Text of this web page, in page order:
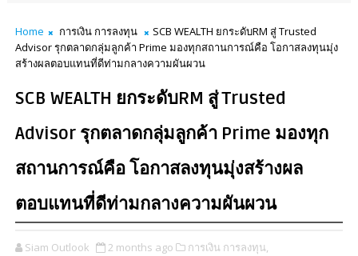
Home การเงิน การลงทุน
SCB WEALTH ยกระดับRM สู่ Trusted
Advisor รุกตลาดกลุ่มลูกค้า Prime มองทุกสถานการณ์คือ โอกาสลงทุนมุ่ง
สร้างผลตอบแทนที่ดีท่ามกลางความผันผวน
SCB WEALTH ยกระดับRM สู่ Trusted
Advisor รุกตลาดกลุ่มลูกค้า Prime มองทุก
สถานการณ์คือ โอกาสลงทุนมุ่งสร้างผล
ตอบแทนที่ดีท่ามกลางความผันผวน
Siam Outlook 2 months ago การเงิน การลงทุน,